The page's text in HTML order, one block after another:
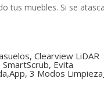
tus muebles. Si se
Clearview LiDAR
Evita
3 Modos